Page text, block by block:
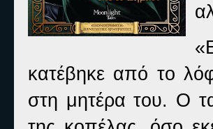
κατέβηκε από το
στη μητέρα του. Ο